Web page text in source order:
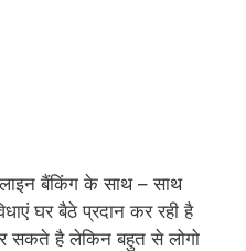
बैंकिंग के साथ – साथ
घर बैठे प्रदान कर रही है
है लेकिन बहुत से लोगो